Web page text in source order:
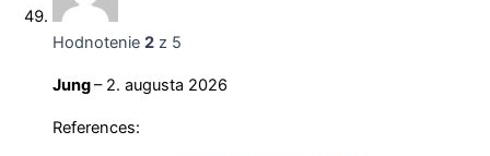
Hodnotenie 2 z 5
Jung– 2. augusta 2026
References: